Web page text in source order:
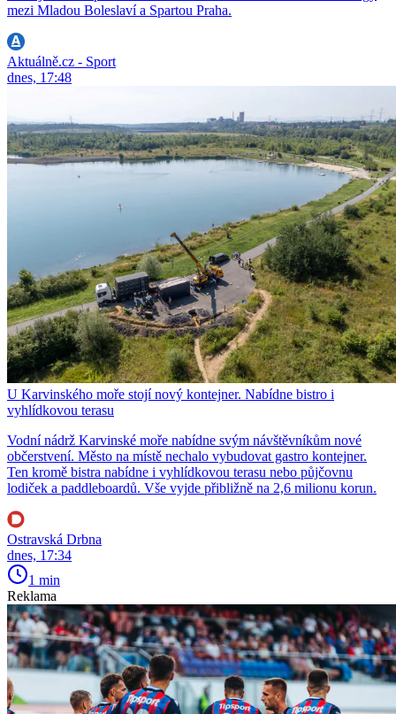
mezi Mladou Boleslaví a Spartou Praha.
Aktuálně.cz - Sport
dnes, 17:48
U Karvinského moře stojí nový kontejner. Nabídne bistro i
vyhlídkovou terasu
Vodní nádrž Karvinské moře nabídne svým návštěvníkům nové
občerstvení. Město na místě nechalo vybudovat gastro kontejner.
Ten kromě bistra nabídne i vyhlídkovou terasu nebo půjčovnu
lodiček a paddleboardů. Vše vyjde přibližně na 2,6 milionu korun.
Ostravská Drbna
dnes, 17:34
1 min
Reklama